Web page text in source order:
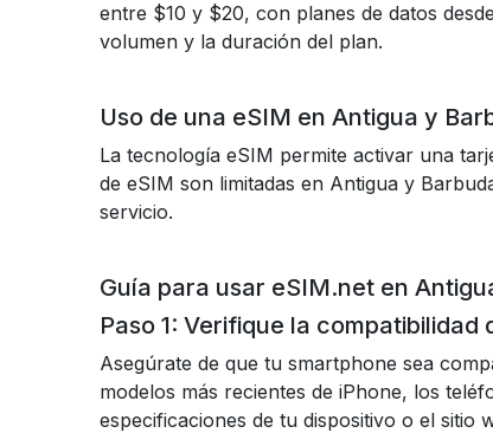
entre $10 y $20, con planes de datos
volumen y la duración del plan.
Uso de una eSIM en Antigua y
La tecnología eSIM permite activar una
de eSIM son limitadas en Antigua y
servicio.
Guía para usar eSIM.net en
Paso 1: Verifique la compatibilidad
Asegúrate de que tu smartphone sea
modelos más recientes de iPhone, los
especificaciones de tu dispositivo o el sitio